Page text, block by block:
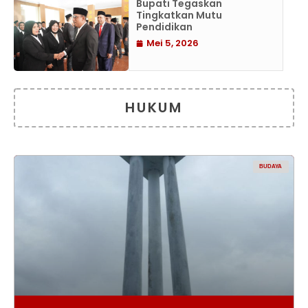
Bupati Tegaskan
Tingkatkan Mutu
Pendidikan
Mei 5, 2026
HUKUM
BUDAYA